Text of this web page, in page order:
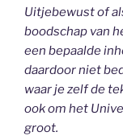
Uitjebewustof
boodschap van
een bepaalde
daardoor niet
waar je zelf de
ook om het
groot.